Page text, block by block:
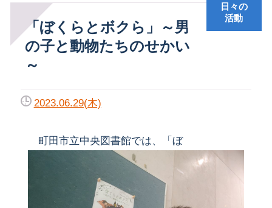
「ぼくらとボクら」～男
の子と動物たちのせかい
～
日々の
活動
2023.06.29(木)
町田市立中央図書館では、「ぼ